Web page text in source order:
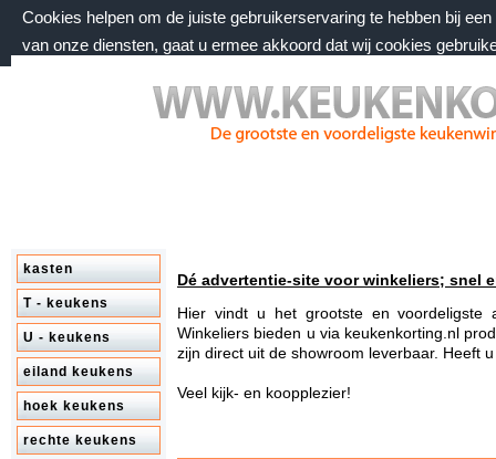
Cookies helpen om de juiste gebruikerservaring te hebben bij
van onze diensten, gaat u ermee akkoord dat wij cookies
zondag 9 augustus 2026, 10:23 uur
Welkom bij keukenkorting.nl
kasten
T - keukens
U - keukens
eiland keukens
hoek keukens
rechte keukens
Dé advertentie-site voor winkeliers; snel
Hier vindt u het grootste en voordeligste
Winkeliers bieden u via keukenkorting.nl
zijn direct uit de showroom leverbaar. Heeft
Veel kijk- en koopplezier!